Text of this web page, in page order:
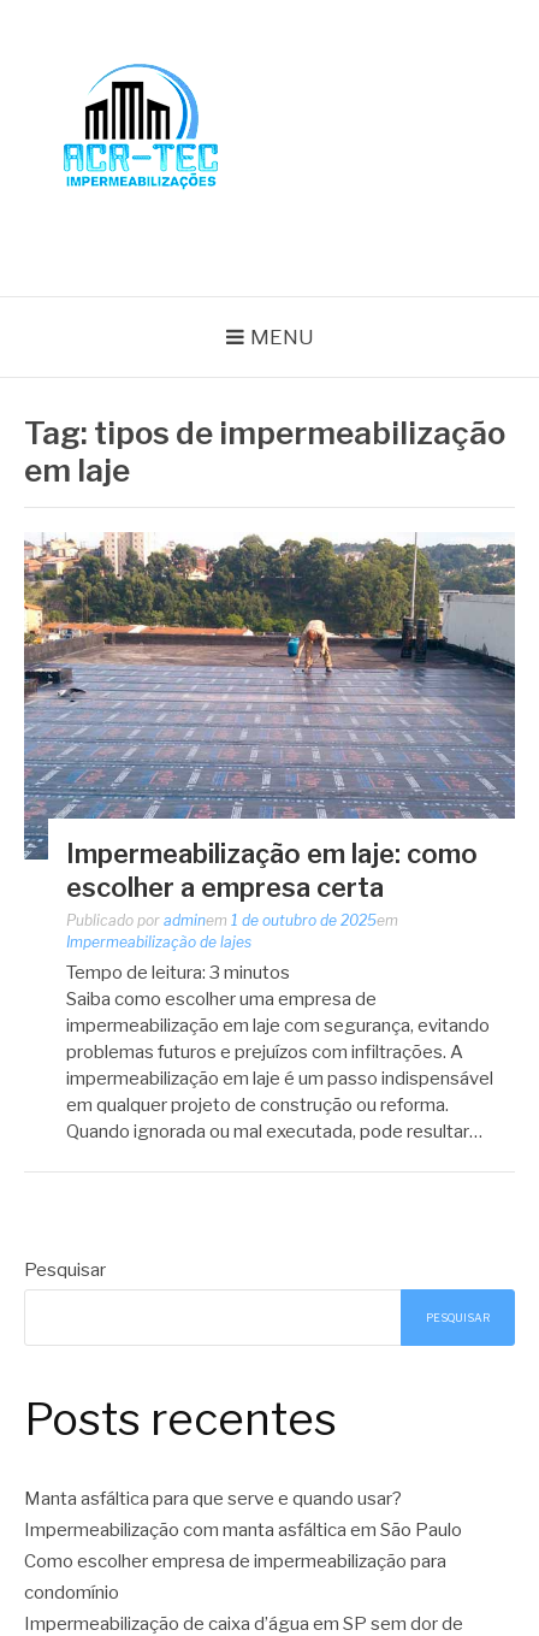
MENU
Tag: tipos de impermeabilização
em laje
Impermeabilização em laje: como
escolher a empresa certa
Publicado por adminem 1 de outubro de 2025em
Impermeabilização de lajes
Tempo de leitura: 3 minutos
Saiba como escolher uma empresa de
impermeabilização em laje com segurança, evitando
problemas futuros e prejuízos com infiltrações. A
impermeabilização em laje é um passo indispensável
em qualquer projeto de construção ou reforma.
Quando ignorada ou mal executada, pode resultar…
Pesquisar
PESQUISAR
Posts recentes
Manta asfáltica para que serve e quando usar?
Impermeabilização com manta asfáltica em São Paulo
Como escolher empresa de impermeabilização para
condomínio
Impermeabilização de caixa d’água em SP sem dor de